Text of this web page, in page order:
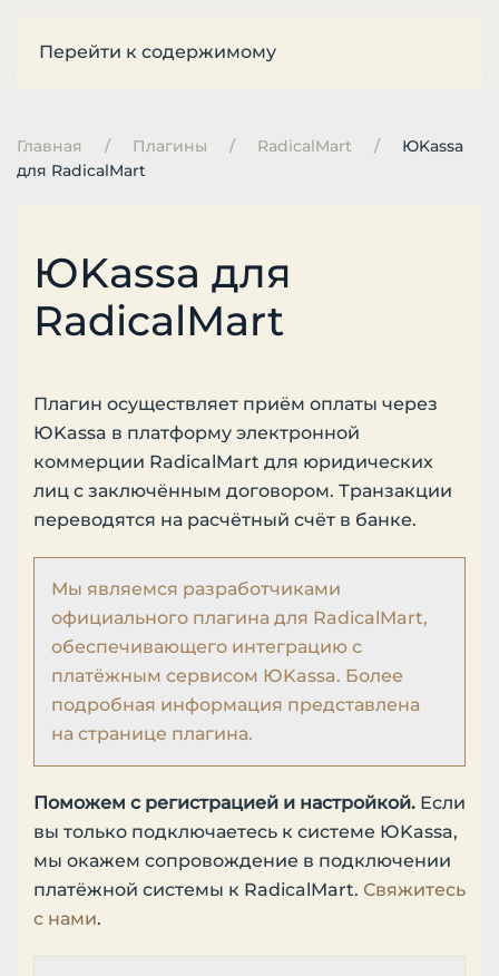
Перейти к содержимому
Главная Плагины RadicalMart
ЮKassa
для RadicalMart
ЮKassa для
RadicalMart
Плагин осуществляет приём оплаты через
ЮKassa в платформу электронной
коммерции RadicalMart для юридических
лиц с заключённым договором. Транзакции
переводятся на расчётный счёт в банке.
Мы являемся разработчиками
официального плагина для RadicalMart,
обеспечивающего интеграцию с
платёжным сервисом ЮKassa. Более
подробная информация представлена
на странице плагина.
Поможем с регистрацией и настройкой. Если
вы только подключаетесь к системе ЮKassa,
мы окажем сопровождение в подключении
платёжной системы к RadicalMart. Свяжитесь
с нами.